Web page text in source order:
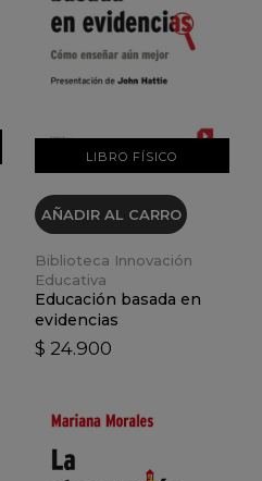
LIBRO FÍSICO
VER DETALLES
AÑADIR AL CARRO
Biblioteca Innovación
Educativa
Educación basada en
evidencias
$ 24.900